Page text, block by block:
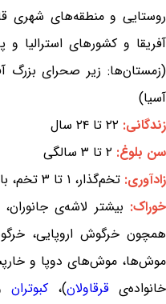
روستایی و منطقه‌های شهری
آفریقا و کشورهای استرالیا و
(زمستان‌ها: زیر صحرای بزرگ
آسیا)
زندگانی: ۲۲ تا ۲۴ سال
سن بلوغ: ۲ تا ۳ سالگی
زادآوری: تخم‌گذار، ۱ تا ۳ تخم، با ۲۸ تا ۳۲ روز زمان ماندن در تخم
خوراک: بیشتر لاشه‌ی
همچون خرگوش اروپایی،
موش‌ها، موش‌های دوپا و
خانواده‌ی قرقاولان)، کبوتران